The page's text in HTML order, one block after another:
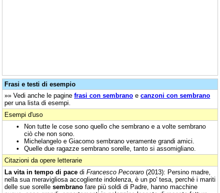
Frasi e testi di esempio
»» Vedi anche le pagine frasi con sembrano e canzoni con sembrano
per una lista di esempi.
Esempi d'uso
Non tutte le cose sono quello che sembrano e a volte sembrano
ciò che non sono.
Michelangelo e Giacomo sembrano veramente grandi amici.
Quelle due ragazze sembrano sorelle, tanto si assomigliano.
Citazioni da opere letterarie
La vita in tempo di pace di Francesco Pecoraro (2013): Persino madre,
nella sua meravigliosa accogliente indolenza, è un po' tesa, perché i mariti
delle sue sorelle sembrano fare più soldi di Padre, hanno macchine